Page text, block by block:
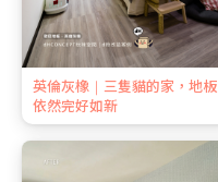
英倫灰橡｜三隻貓的家，地板
依然完好如新